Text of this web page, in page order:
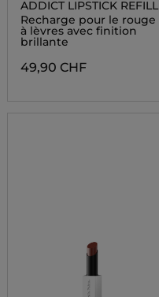
ADDICT LIPSTICK REFILL
Recharge pour le rouge
à lèvres avec finition
brillante
49,90 CHF